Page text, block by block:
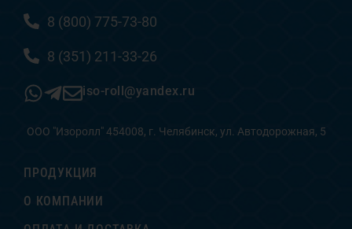
8 (800) 775-73-80
8 (351) 211-33-26
iso-roll@yandex.ru
ООО "Изоролл" 454008, г. Челябинск, ул. Автодорожная, 5
ПРОДУКЦИЯ
О КОМПАНИИ